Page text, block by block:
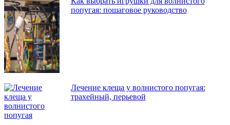
попугая: пошаговое руководство
Лечение клеща у волнистого попугая:
трахейный, перьевой